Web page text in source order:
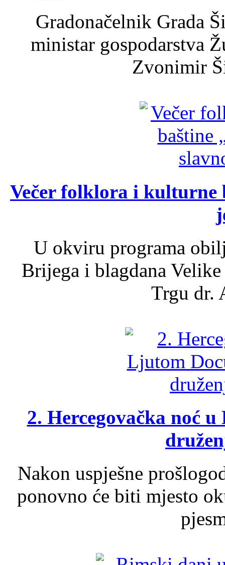
Gradonačelnik Grada
ministar gospodarstva
Zvonimir
Večer folklora i kulturne
U okviru programa
Brijega i blagdana
Trgu dr.
2. Hercegovačka noć
Nakon uspješne
ponovno će biti mjesto